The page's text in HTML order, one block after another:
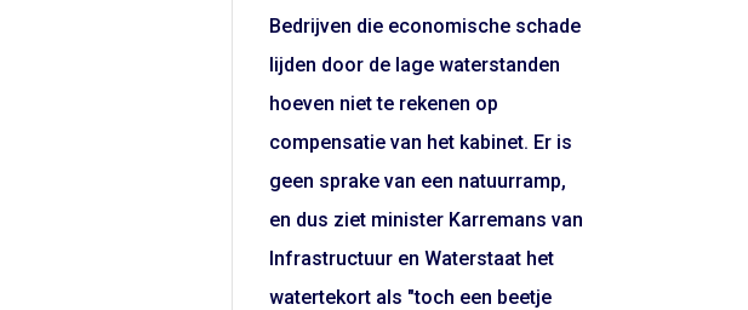
Bedrijven die economische schade
lijden door de lage waterstanden
hoeven niet te rekenen op
compensatie van het kabinet. Er is
geen sprake van een natuurramp,
en dus ziet minister Karremans van
Infrastructuur en Waterstaat het
watertekort als "toch een beetje